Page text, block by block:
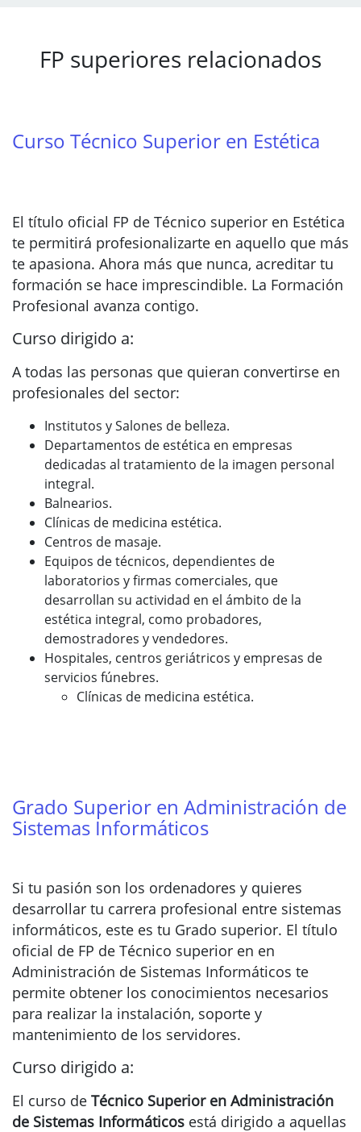
FP superiores relacionados
Curso Técnico Superior en Estética
El título oficial FP de Técnico superior en Estética
te permitirá profesionalizarte en aquello que más
te apasiona. Ahora más que nunca, acreditar tu
formación se hace imprescindible. La Formación
Profesional avanza contigo.
Curso dirigido a:
A todas las personas que quieran convertirse en
profesionales del sector:
Institutos y Salones de belleza.
Departamentos de estética en empresas
dedicadas al tratamiento de la imagen personal
integral.
Balnearios.
Clínicas de medicina estética.
Centros de masaje.
Equipos de técnicos, dependientes de
laboratorios y firmas comerciales, que
desarrollan su actividad en el ámbito de la
estética integral, como probadores,
demostradores y vendedores.
Hospitales, centros geriátricos y empresas de
servicios fúnebres.
Clínicas de medicina estética.
Grado Superior en Administración de
Sistemas Informáticos
Si tu pasión son los ordenadores y quieres
desarrollar tu carrera profesional entre sistemas
informáticos, este es tu Grado superior. El título
oficial de FP de Técnico superior en en
Administración de Sistemas Informáticos te
permite obtener los conocimientos necesarios
para realizar la instalación, soporte y
mantenimiento de los servidores.
Curso dirigido a:
El curso de Técnico Superior en Administración
de Sistemas Informáticos está dirigido a aquellas